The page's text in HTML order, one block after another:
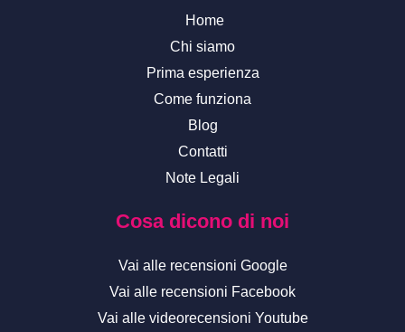
a
m
Home
Chi siamo
Prima esperienza
Come funziona
Blog
Contatti
Note Legali
Cosa dicono di noi
Vai alle recensioni Google
Vai alle recensioni Facebook
Vai alle videorecensioni Youtube